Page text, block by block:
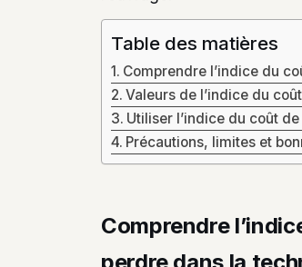
Table des matières
Comprendre l’indice du
Valeurs de l’indice du
Utiliser l’indice du coût
Précautions, limites et
Comprendre